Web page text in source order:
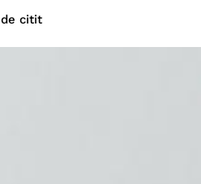
de citit